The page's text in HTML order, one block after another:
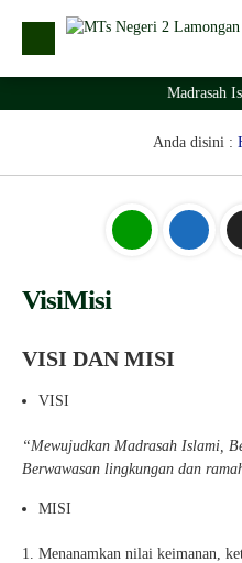
PTSP
Layanan Digital
Madrasah
Anda disini :
VisiMisi
VISI DAN MISI
VISI
“Mewujudkan Madrasah Islami,
Berwawasan lingkungan dan
MISI
Menanamkan nilai keimanan,